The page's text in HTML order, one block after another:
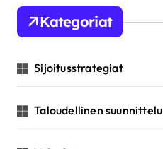
n
a
t
i
o
n
Kategoriat
Sijoitusstrategiat
Taloudellinen suunnittelu